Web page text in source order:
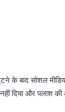
के बाद सोशल
दिया और पलाश